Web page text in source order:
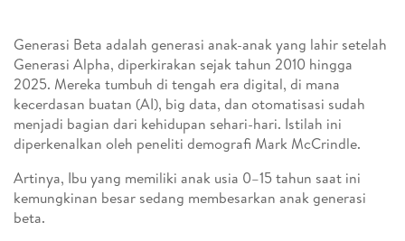
Generasi Beta adalah generasi anak-anak yang lahir setelah
Generasi Alpha, diperkirakan sejak tahun 2010 hingga
2025. Mereka tumbuh di tengah era digital, di mana
kecerdasan buatan (AI), big data, dan otomatisasi sudah
menjadi bagian dari kehidupan sehari-hari. Istilah ini
diperkenalkan oleh peneliti demografi Mark McCrindle.
Artinya, Ibu yang memiliki anak usia 0–15 tahun saat ini
kemungkinan besar sedang membesarkan anak generasi
beta.